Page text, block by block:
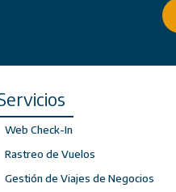
Web Check-In
Rastreo de Vuelos
Gestión de Viajes de Negocios